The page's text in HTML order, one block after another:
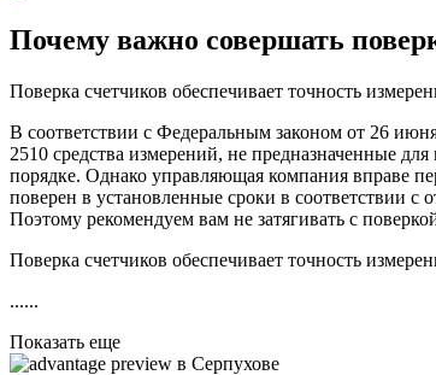
Почему важно совершать
Поверка счетчиков обеспечивает точность
В соответствии с Федеральным законом от 26
2510 средства измерений, не предназначенные
порядке. Однако управляющая компания вправе
поверен в установленные сроки в соответствии
Поэтому рекомендуем вам не затягивать с
Поверка счетчиков обеспечивает точность
......
Показать еще
в Серпухове